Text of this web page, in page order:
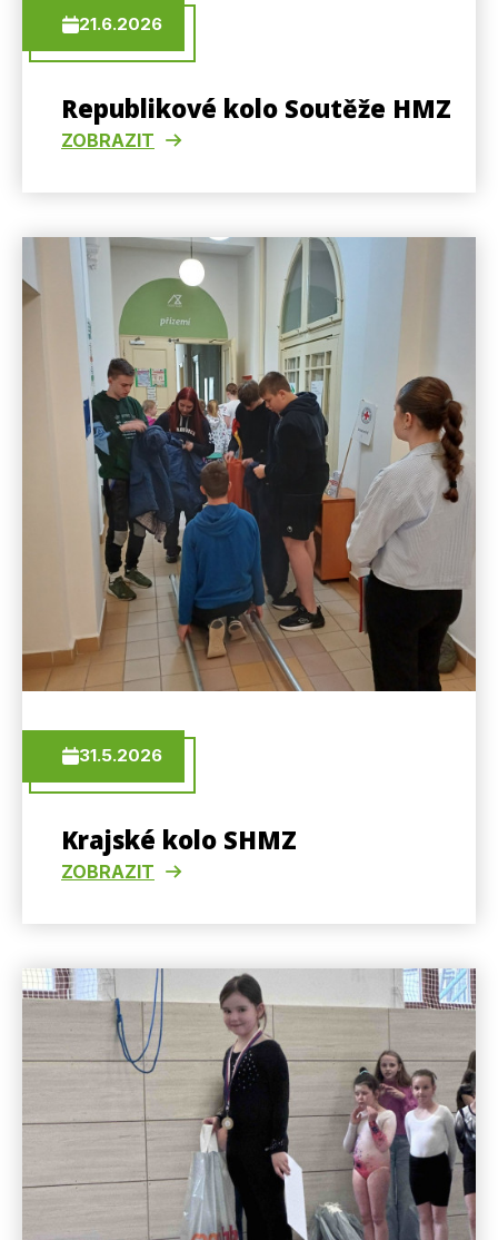
21.6.2026
Republikové kolo Soutěže HMZ
ZOBRAZIT
31.5.2026
Krajské kolo SHMZ
ZOBRAZIT